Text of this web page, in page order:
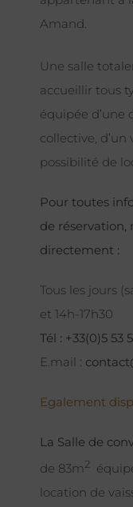
Amand.
Une salle
accueillir tous
équipée d’une
collective,
possibilité de
Pour toutes
de réservation,
directement :
Tous les jours
et 14h-17h30
Tél : +33(0)5 53
E.mail :
Egalement
La Salle de
de 83m2
location de